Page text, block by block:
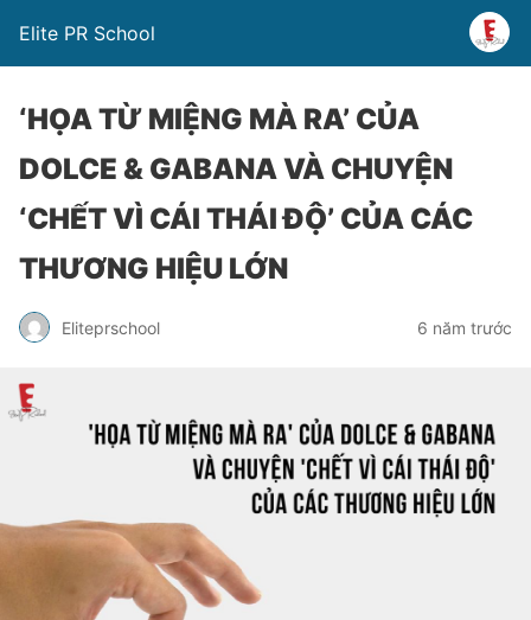
Elite PR School
‘HỌA TỪ MIỆNG MÀ RA’ CỦA
DOLCE & GABANA VÀ CHUYỆN
‘CHẾT VÌ CÁI THÁI ĐỘ’ CỦA CÁC
THƯƠNG HIỆU LỚN
Eliteprschool 6 năm trước